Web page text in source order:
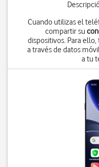
Cuando utilizas el
compartir su
dispositivos. Para
a través de datos
a tu